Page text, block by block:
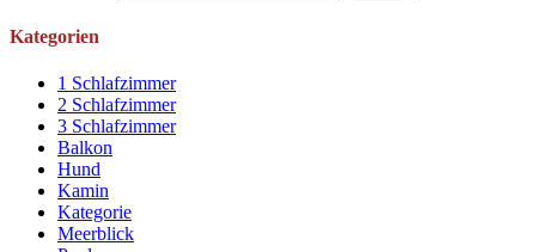
Kategorien
1 Schlafzimmer
2 Schlafzimmer
3 Schlafzimmer
Balkon
Hund
Kamin
Kategorie
Meerblick